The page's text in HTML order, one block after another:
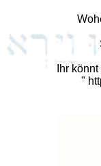
Ihr
"